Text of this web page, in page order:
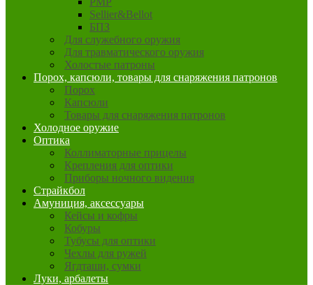
Sellier&Bellot
БПЗ
Для служебного оружия
Для травматического оружия
Холостые патроны
Порох, капсюли, товары для снаряжения патронов
Порох
Капсюли
Товары для снаряжения патронов
Холодное оружие
Оптика
Коллиматорные прицелы
Крепления для оптики
Приборы ночного видения
Страйкбол
Амуниция, аксессуары
Кейсы и кофры
Кобуры
Тубусы для оптики
Чехлы для ружей
Ягдташи, сумки
Луки, арбалеты